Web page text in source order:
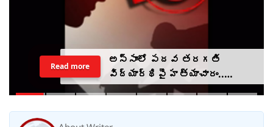
భారీ ఆర్థిక మోసం.. రెడ్ నోటీసు
జారీ.. విశాఖ రాథోడ్‌‌ అరెస్ట్
Read more